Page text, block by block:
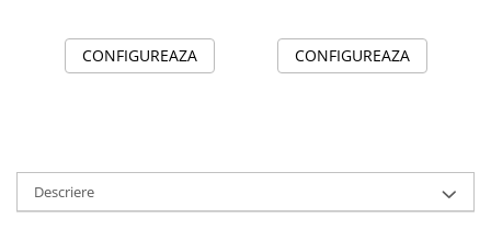
CONFIGUREAZA CONFIGUREAZA
Descriere